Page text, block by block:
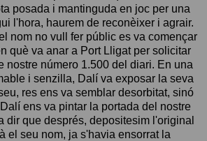
posada i mantinguda en joc per una
l'hora, haurem de reconèixer i agrair.
nom no vull fer públic es va començar
què va anar a Port Lligat per solicitar
nostre número 1.500 del diari. En una
i senzilla, Dalí va exposar la seva
res ens va semblar desorbitat, sinó
ens va pintar la portada del nostre
dir que després, depositesim l'original
el seu nom, ja s'havia ensorrat la